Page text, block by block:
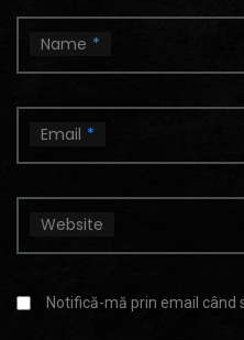
Name *
Email *
Website
Notifică-mă prin email când